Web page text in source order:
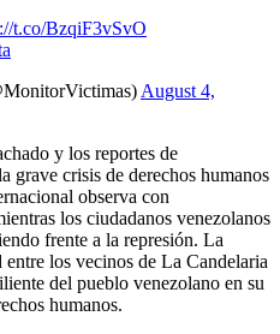
t.co/BzqiF3vSvO
August 4,
y los reportes de
grave crisis de derechos humanos
observa con
los ciudadanos venezolanos
frente a la represión. La
los vecinos de La Candelaria
del pueblo venezolano en su
humanos.